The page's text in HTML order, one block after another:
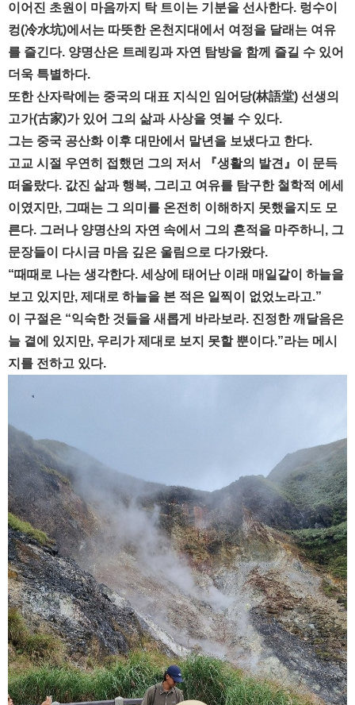
이어진 초원이 마음까지 탁 트이는 기분을 선사한다. 렁수이
컹(冷水坑)에서는 따뜻한 온천지대에서 여정을 달래는 여유
를 즐긴다. 양명산은 트레킹과 자연 탐방을 함께 즐길 수 있어
더욱 특별하다.
또한 산자락에는 중국의 대표 지식인 임어당(林語堂) 선생의
고가(古家)가 있어 그의 삶과 사상을 엿볼 수 있다.
그는 중국 공산화 이후 대만에서 말년을 보냈다고 한다.
고교 시절 우연히 접했던 그의 저서 『생활의 발견』이 문득
떠올랐다. 값진 삶과 행복, 그리고 여유를 탐구한 철학적 에세
이였지만, 그때는 그 의미를 온전히 이해하지 못했을지도 모
른다. 그러나 양명산의 자연 속에서 그의 흔적을 마주하니, 그
문장들이 다시금 마음 깊은 울림으로 다가왔다.
“때때로 나는 생각한다. 세상에 태어난 이래 매일같이 하늘을
보고 있지만, 제대로 하늘을 본 적은 일찍이 없었노라고.”
이 구절은 “익숙한 것들을 새롭게 바라보라. 진정한 깨달음은
늘 곁에 있지만, 우리가 제대로 보지 못할 뿐이다.”라는 메시
지를 전하고 있다.